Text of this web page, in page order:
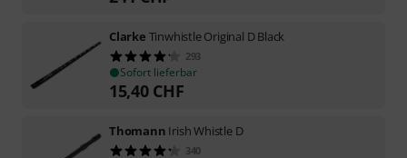
Clarke Tinwhistle Original D Black
293
Sofort lieferbar
15,40 CHF
Thomann Irish Whistle D
340